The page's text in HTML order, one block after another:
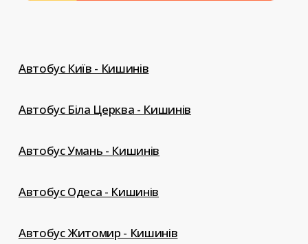
Автобус Київ - Кишинів
Автобус Біла Церква - Кишинів
Автобус Умань - Кишинів
Автобус Одеса - Кишинів
Автобус Житомир - Кишинів